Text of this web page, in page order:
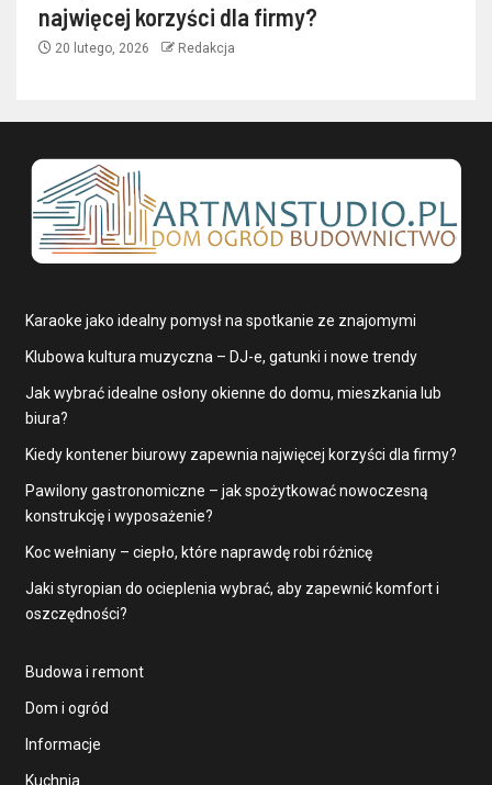
najwięcej korzyści dla firmy?
20 lutego, 2026 Redakcja
Karaoke jako idealny pomysł na spotkanie ze znajomymi
Klubowa kultura muzyczna – DJ-e, gatunki i nowe trendy
Jak wybrać idealne osłony okienne do domu, mieszkania lub
biura?
Kiedy kontener biurowy zapewnia najwięcej korzyści dla firmy?
Pawilony gastronomiczne – jak spożytkować nowoczesną
konstrukcję i wyposażenie?
Koc wełniany – ciepło, które naprawdę robi różnicę
Jaki styropian do ocieplenia wybrać, aby zapewnić komfort i
oszczędności?
Budowa i remont
Dom i ogród
Informacje
Kuchnia